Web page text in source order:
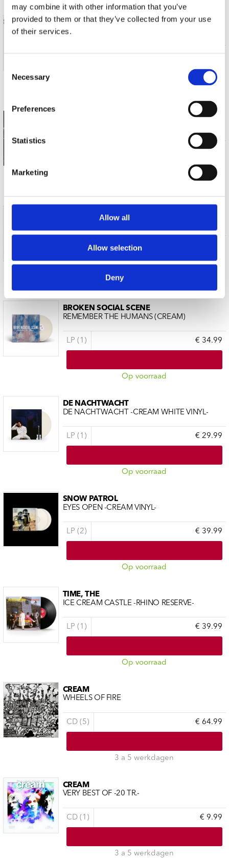
may combine it with other information that you’ve
provided to them or that they’ve collected from your use
of their services.
Selection
Necessary
Preferences
Statistics
Marketing
Allow all
Allow selection
Deny
CREAM
BEST OF CREAM
€ 19.99
HELLACOPTERS
Op voorraad
BROKEN SOCIAL SCENE
REMEMBER THE HUMANS (CREAM)
LP (1) € 34.99
Op voorraad
DE NACHTWACHT
DE NACHTWACHT -CREAM WHITE VINYL-
LP (1) € 29.99
Op voorraad
SNOW PATROL
EYES OPEN -CREAM VINYL-
LP (2) € 39.99
Op voorraad
TIME, THE
ICE CREAM CASTLE -RHINO RESERVE-
LP (1) € 39.99
Op voorraad
CREAM
WHEELS OF FIRE
CD (5) € 64.99
3 a 5 werkdagen
CREAM
VERY BEST OF -20 TR.-
CD (1) € 9.99
3 a 5 werkdagen